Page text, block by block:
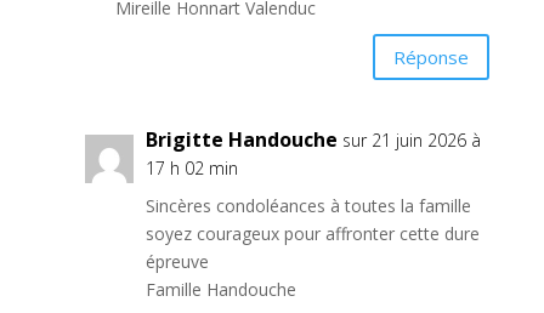
Mireille Honnart Valenduc
Réponse
Brigitte Handouche sur 21 juin 2026 à
17 h 02 min
Sincères condoléances à toutes la famille
soyez courageux pour affronter cette dure
épreuve
Famille Handouche